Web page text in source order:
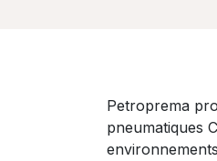
Petroprema
pneumatiques